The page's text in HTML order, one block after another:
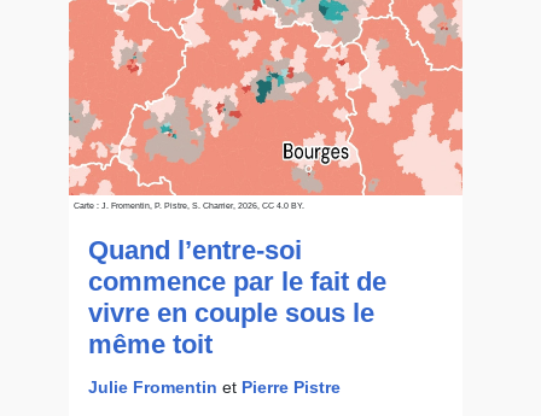
Carte : J. Fromentin, P. Pistre, S. Charrier, 2026, CC 4.0 BY.
Quand l’entre-soi
commence par le fait de
vivre en couple sous le
même toit
Julie Fromentin et Pierre Pistre